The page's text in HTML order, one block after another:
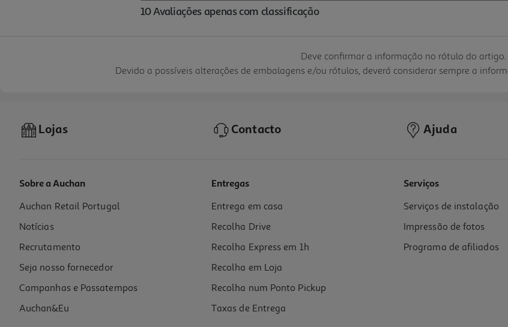
Deve confirmar a informação no rótulo do artigo.
Devido a possíveis alterações de embalagens e/ou rótulos, deverá considerar sempre a
Lojas Contacto Ajuda
Sobre a Auchan
Auchan Retail Portugal
Notícias
Recrutamento
Seja nosso fornecedor
Campanhas e Passatempos
Auchan&Eu
Entregas
Entrega em casa
Recolha Drive
Recolha Express em 1h
Recolha em Loja
Recolha num Ponto Pickup
Taxas de Entrega
Serviços
Serviços de instalação
Impressão de fotos
Programa de afiliados